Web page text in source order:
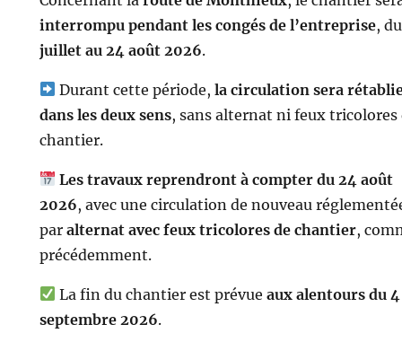
interrompu pendant les congés de l’entreprise,
juillet au 24 août 2026.
Durant cette période,la circulation sera
dans les deux sens, sans alternat ni feux tricolores
chantier.
Les travaux reprendront à compter du 24 août
2026, avec une circulation de nouveau
par alternat avec feux tricolores de chantier,
précédemment.
La fin du chantier est prévueaux alentours du 4
septembre 2026.